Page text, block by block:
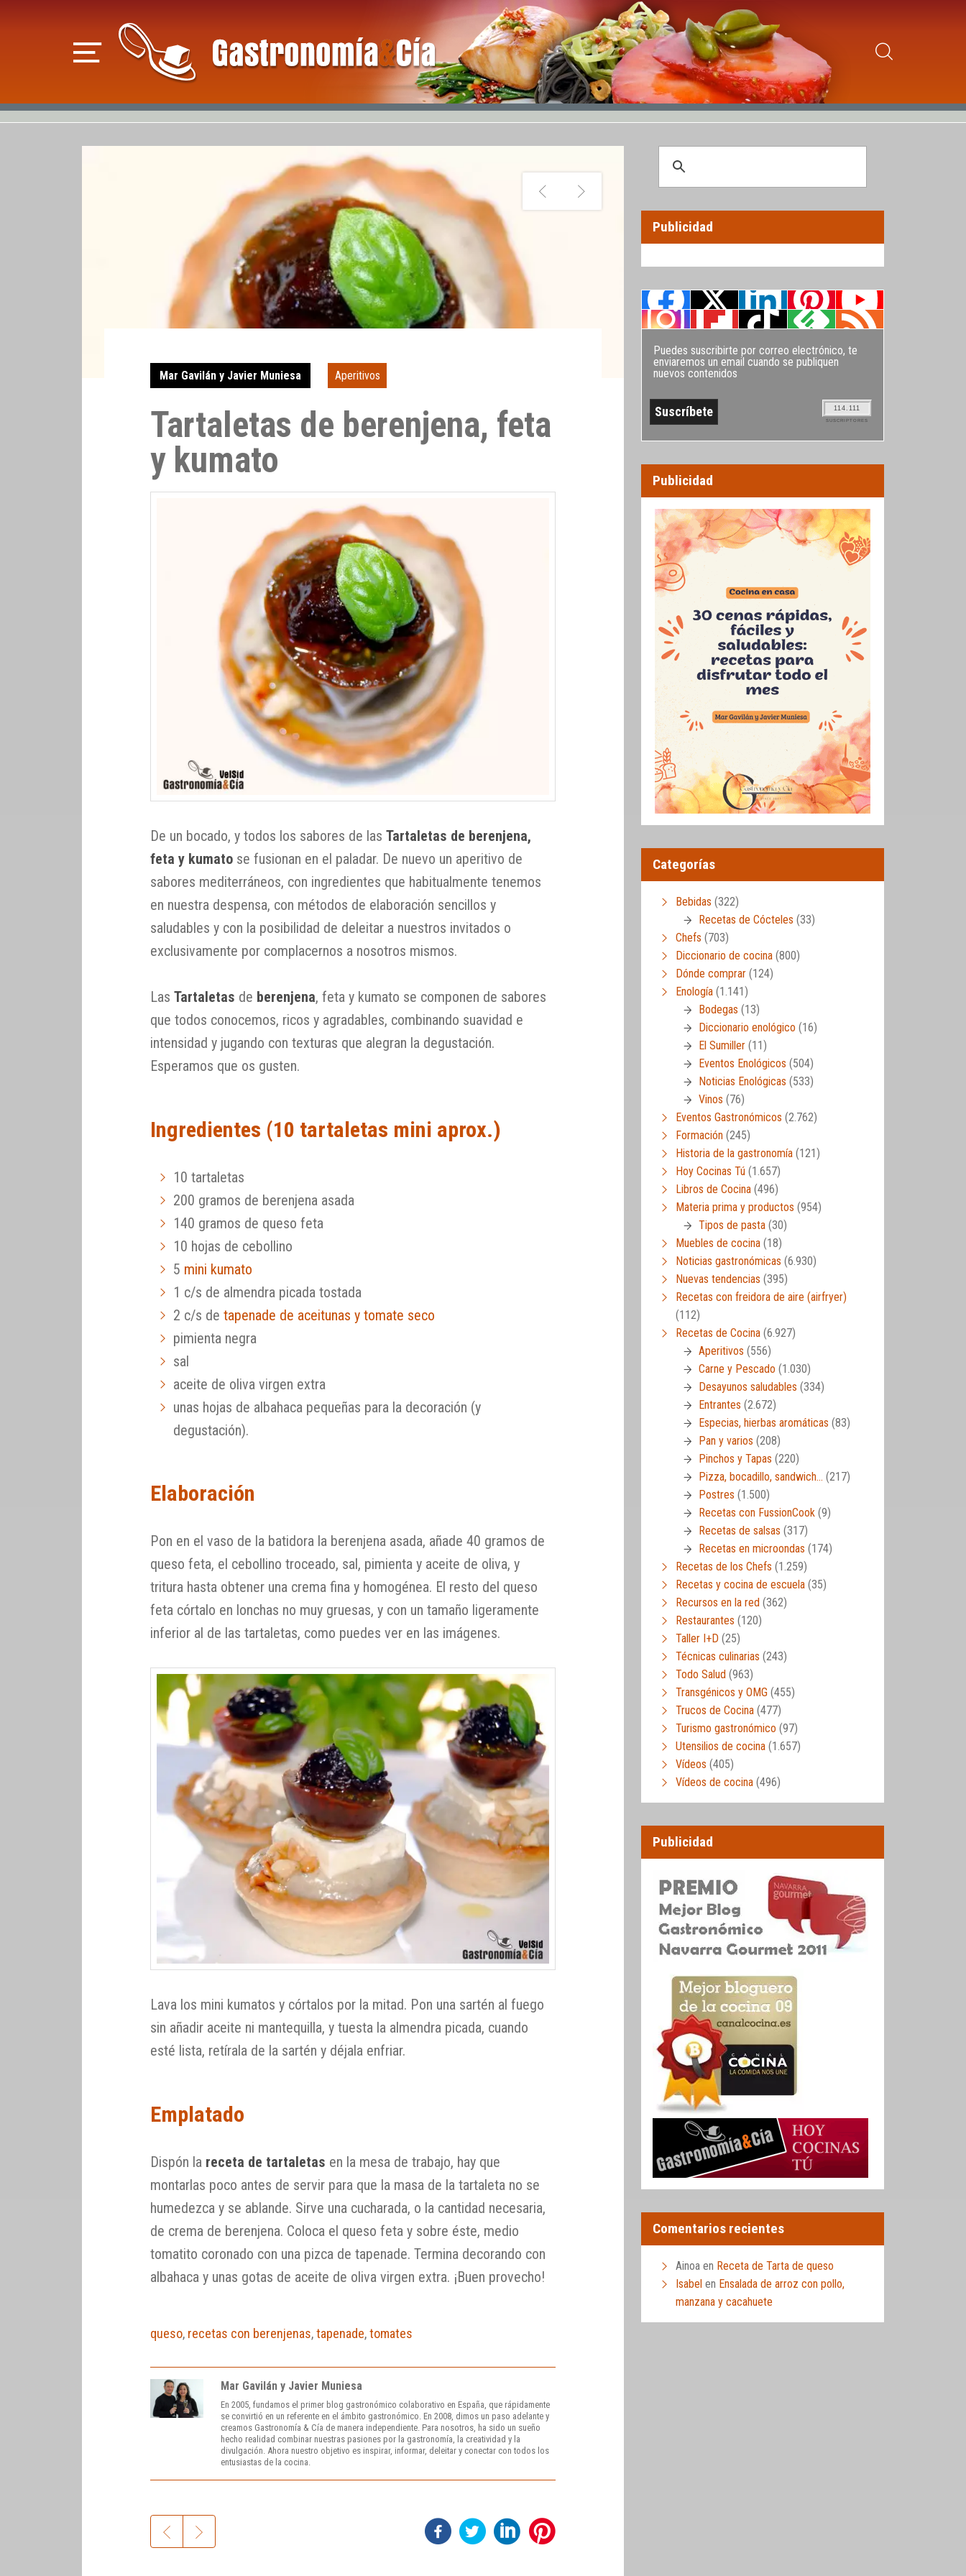
Mar Gavilán y Javier Muniesa Aperitivos
Tartaletas de berenjena, feta
y kumato
De un bocado, y todos los sabores de lasTartaletas de berenjena,
feta y kumato se fusionan en el paladar. De nuevo un aperitivo de
sabores mediterráneos, con ingredientes que habitualmente tenemos
en nuestra despensa, con métodos de elaboración sencillos y
saludables y con la posibilidad de deleitar a nuestros invitados o
exclusivamente por complacernos a nosotros mismos.
LasTartaletas de berenjena, feta y kumato se componen de sabores
que todos conocemos, ricos y agradables, combinando suavidad e
intensidad y jugando con texturas que alegran la degustación.
Esperamos que os gusten.
Ingredientes (10 tartaletas mini aprox.)
10 tartaletas
200 gramos de berenjena asada
140 gramos de queso feta
10 hojas de cebollino
5 mini kumato
1 c/s de almendra picada tostada
2 c/s detapenade de aceitunas y tomate seco
pimienta negra
sal
aceite de oliva virgen extra
unas hojas de albahaca pequeñas para la decoración (y
degustación).
Elaboración
Pon en el vaso de la batidora la berenjena asada, añade 40 gramos de
queso feta, el cebollino troceado, sal, pimienta y aceite de oliva, y
tritura hasta obtener una crema fina y homogénea. El resto del queso
feta córtalo en lonchas no muy gruesas, y con un tamaño ligeramente
inferior al de las tartaletas, como puedes ver en las imágenes.
Lava los mini kumatos y córtalos por la mitad. Pon una sartén al fuego
sin añadir aceite ni mantequilla, y tuesta la almendra picada, cuando
esté lista, retírala de la sartén y déjala enfriar.
Emplatado
Dispón la receta de tartaletas en la mesa de trabajo, hay que
montarlas poco antes de servir para que la masa de la tartaleta no se
humedezca y se ablande. Sirve una cucharada, o la cantidad necesaria,
de crema de berenjena. Coloca el queso feta y sobre éste, medio
tomatito coronado con una pizca de tapenade. Termina decorando con
albahaca y unas gotas de aceite de oliva virgen extra. ¡Buen provecho!
queso, recetas con berenjenas,tapenade,tomates
Mar Gavilán y Javier Muniesa
En 2005, fundamos el primer blog gastronómico colaborativo en España, que rápidamente
se convirtió en un referente en el ámbito gastronómico. En 2008, dimos un paso adelante y
creamos Gastronomía & Cía de manera independiente. Para nosotros, ha sido un sueño
hecho realidad combinar nuestras pasiones por la gastronomía, la creatividad y la
divulgación. Ahora nuestro objetivo es inspirar, informar, deleitar y conectar con todos los
entusiastas de la cocina.
Publicidad
Puedes suscribirte por correo electrónico, te
enviaremos un email cuando se publiquen
nuevos contenidos
114.111
SUSCRIPTORES
Publicidad
Categorías
Bebidas (322)
Recetas de Cócteles (33)
Chefs (703)
Diccionario de cocina (800)
Dónde comprar (124)
Enología (1.141)
Bodegas (13)
Diccionario enológico (16)
El Sumiller (11)
Eventos Enológicos (504)
Noticias Enológicas (533)
Vinos (76)
Eventos Gastronómicos (2.762)
Formación (245)
Historia de la gastronomía (121)
Hoy Cocinas Tú (1.657)
Libros de Cocina (496)
Materia prima y productos (954)
Tipos de pasta (30)
Muebles de cocina (18)
Noticias gastronómicas (6.930)
Nuevas tendencias (395)
Recetas con freidora de aire (airfryer)
(112)
Recetas de Cocina (6.927)
Aperitivos (556)
Carne y Pescado (1.030)
Desayunos saludables (334)
Entrantes (2.672)
Especias, hierbas aromáticas (83)
Pan y varios (208)
Pinchos y Tapas (220)
Pizza, bocadillo, sandwich… (217)
Postres (1.500)
Recetas con FussionCook (9)
Recetas de salsas (317)
Recetas en microondas (174)
Recetas de los Chefs (1.259)
Recetas y cocina de escuela (35)
Recursos en la red (362)
Restaurantes (120)
Taller I+D (25)
Técnicas culinarias (243)
Todo Salud (963)
Transgénicos y OMG (455)
Trucos de Cocina (477)
Turismo gastronómico (97)
Utensilios de cocina (1.657)
Vídeos (405)
Vídeos de cocina (496)
Publicidad
Comentarios recientes
Ainoa en Receta de Tarta de queso
Isabel en Ensalada de arroz con pollo,
manzana y cacahuete